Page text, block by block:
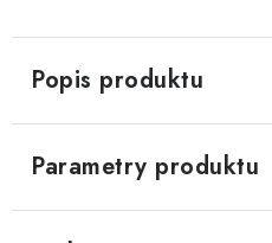
Popis produktu
Parametry produktu